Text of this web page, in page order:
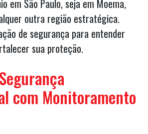
em São Paulo, seja em Moema,
outra região estratégica.
de segurança para entender
sua proteção.
com Monitoramento